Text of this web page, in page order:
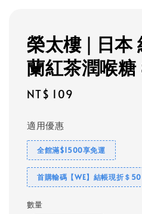
榮太樓 | 日本
蘭紅茶潤喉糖
Regular
NT$ 109
適用優惠
全館滿$1500享免運
首購輸碼【WE】結帳現折＄50
數量